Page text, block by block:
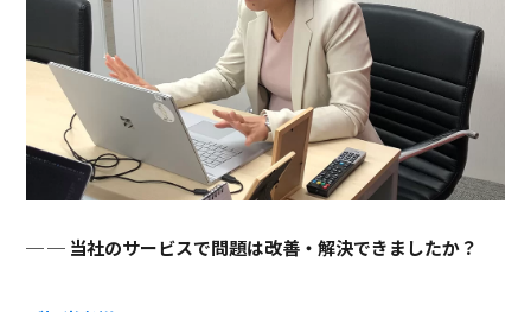
─ 当社のサービスで問題は改善・解決できましたか？